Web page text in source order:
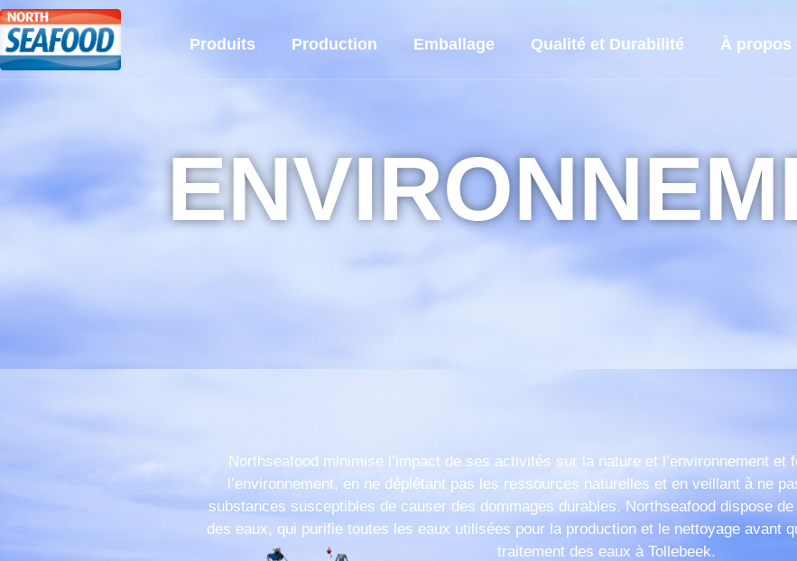
Produits Production Emballage Qualité et Durabilité À propos
Northseafood minimise l’impact de ses activités sur la nature et l’environnement et
l’environnement, en ne déplétant pas les ressources naturelles et en veillant à ne
substances susceptibles de causer des dommages durables. Northseafood dispose
des eaux, qui purifie toutes les eaux utilisées pour la production et le nettoyage avant
traitement des eaux à Tollebeek.